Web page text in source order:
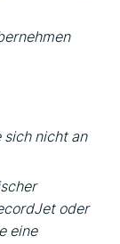
sich nicht an
oder
eine